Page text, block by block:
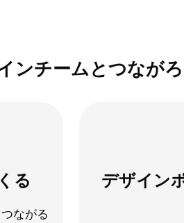
ンチームとつなが
る
ながる
デザイン